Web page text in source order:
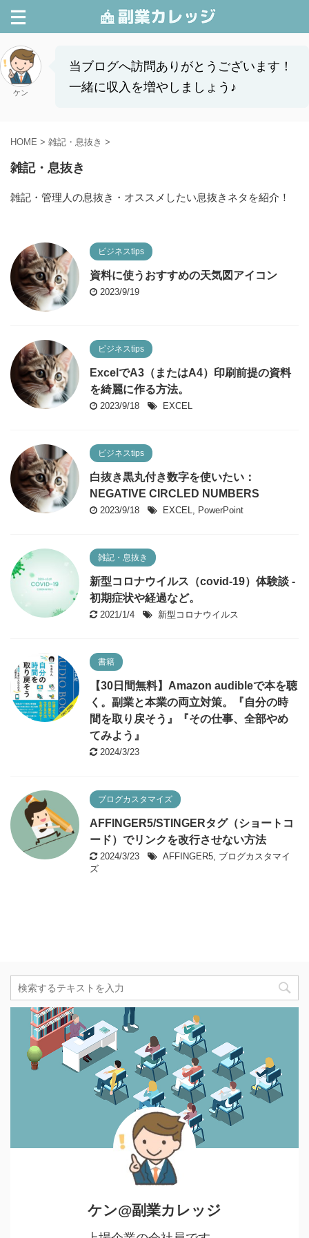
ケン
当ブログへ訪問ありがとうございます！
一緒に収入を増やしましょう♪
HOME > 雑記・息抜き >
雑記・息抜き
雑記・管理人の息抜き・オススメしたい息抜きネタを紹介！
ビジネスtips
資料に使うおすすめの天気図アイコン
2023/9/19
ビジネスtips
ExcelでA3（またはA4）印刷前提の資料
を綺麗に作る方法。
2023/9/18 EXCEL
ビジネスtips
白抜き黒丸付き数字を使いたい：
NEGATIVE CIRCLED NUMBERS
2023/9/18 EXCEL, PowerPoint
雑記・息抜き
新型コロナウイルス（covid-19）体験談 -
初期症状や経過など。
2021/1/4 新型コロナウイルス
書籍
【30日間無料】Amazon audibleで本を聴
く。副業と本業の両立対策。『自分の時
間を取り戻そう』『その仕事、全部やめ
てみよう』
2024/3/23
ブログカスタマイズ
AFFINGER5/STINGERタグ（ショートコ
ード）でリンクを改行させない方法
2024/3/23 AFFINGER5, ブログカスタマイ
ズ
ケン@副業カレッジ